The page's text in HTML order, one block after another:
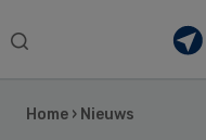
Search
Home › Nieuws
Sidebar